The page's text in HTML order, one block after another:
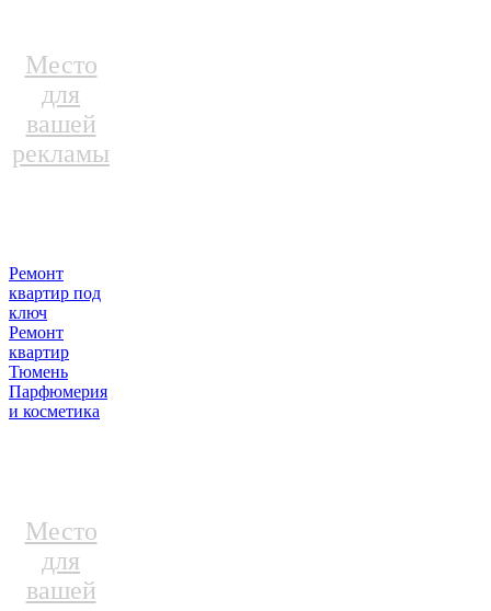
Место
для
вашей
рекламы
Ремонт
квартир под
ключ
Ремонт
квартир
Тюмень
Парфюмерия
и косметика
Место
для
вашей